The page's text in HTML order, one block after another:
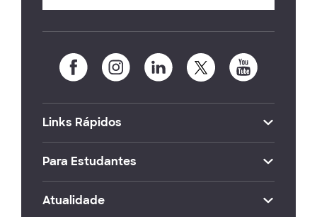
Links Rápidos
Para Estudantes
Atualidade